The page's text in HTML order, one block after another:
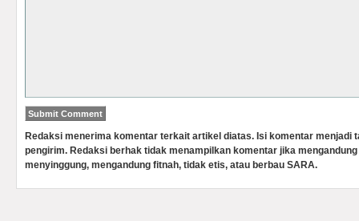
Redaksi menerima komentar terkait artikel diatas. Isi komentar menjadi
pengirim. Redaksi berhak tidak menampilkan komentar jika
menyinggung, mengandung fitnah, tidak etis, atau berbau SARA.